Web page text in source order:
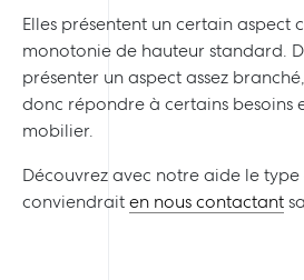
Elles présentent un certain aspect
monotonie de hauteur standard.
présenter un aspect assez
donc répondre à certains besoins
mobilier.
Découvrez avec notre aide le
conviendraiten nous contactant